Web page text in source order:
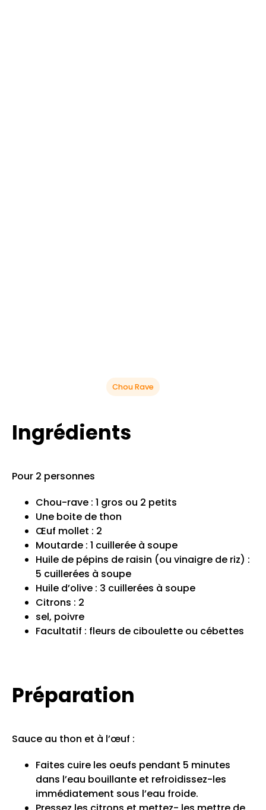
Chou Rave
Ingrédients
Pour 2 personnes
Chou-rave : 1 gros ou 2 petits
Une boite de thon
Œuf mollet : 2
Moutarde : 1 cuillerée à soupe
Huile de pépins de raisin (ou vinaigre de riz) :
5 cuillerées à soupe
Huile d’olive : 3 cuillerées à soupe
Citrons : 2
sel, poivre
Facultatif : fleurs de ciboulette ou cébettes
Préparation
Sauce au thon et à l’œuf :
Faites cuire les oeufs pendant 5 minutes
dans l’eau bouillante et refroidissez-les
immédiatement sous l’eau froide.